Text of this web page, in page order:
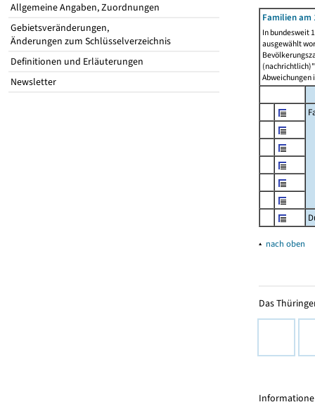
Allgemeine Angaben, Zuordnungen
Gebietsveränderungen,
Änderungen zum Schlüsselverzeichnis
Definitionen und Erläuterungen
Newsletter
Familien am
In bundesweit
ausgewählt
Abweichungen
▴ nach oben
Das